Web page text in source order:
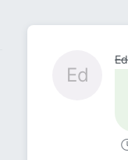
Ed